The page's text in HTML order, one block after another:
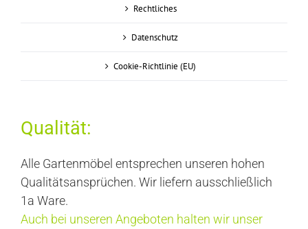
Rechtliches
Datenschutz
Cookie-Richtlinie (EU)
Qualität:
Alle Gartenmöbel entsprechen unseren hohen
Qualitätsansprüchen. Wir liefern ausschließlich
1a Ware.
Auch bei unseren Angeboten halten wir unser